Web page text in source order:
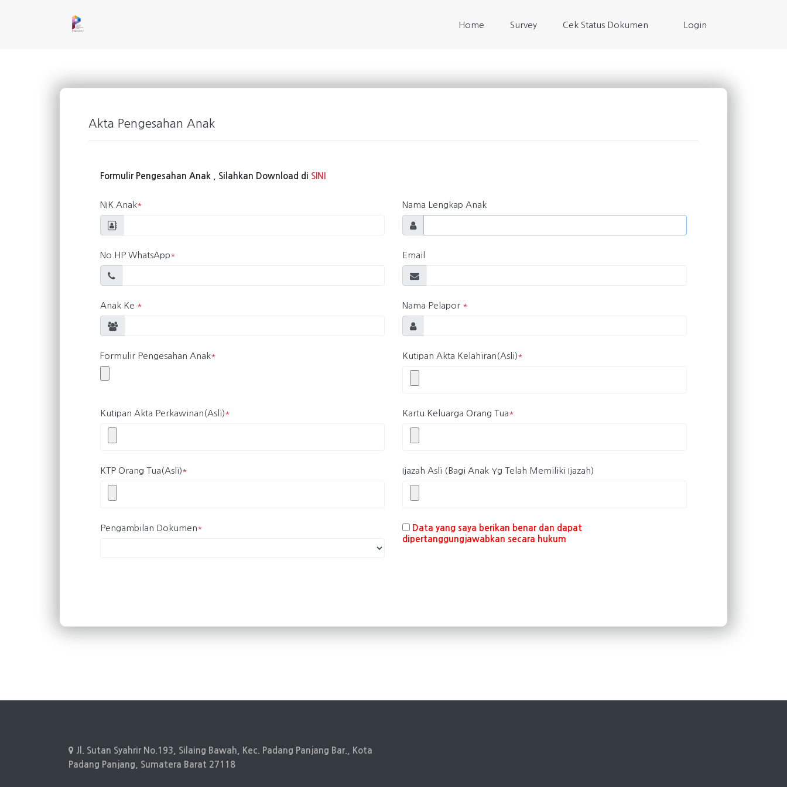
Home (current)Survey(current)Cek Status Dokumen Login
Akta Pengesahan Anak
Formulir Pengesahan Anak , Silahkan Download di SINI
NIK Anak* Nama Lengkap Anak
No.HP WhatsApp* Email
Anak Ke * Nama Pelapor *
Formulir Pengesahan Anak* Kutipan Akta Kelahiran(Asli)*
Kutipan Akta Perkawinan(Asli)* Kartu Keluarga Orang Tua*
KTP Orang Tua(Asli)* Ijazah Asli (Bagi Anak Yg Telah Memiliki Ijazah)
Pengambilan Dokumen*
Data yang saya berikan benar dan dapat
dipertanggungjawabkan secara hukum
Jl. Sutan Syahrir No.193, Silaing Bawah, Kec. Padang Panjang Bar., Kota
Padang Panjang, Sumatera Barat 27118